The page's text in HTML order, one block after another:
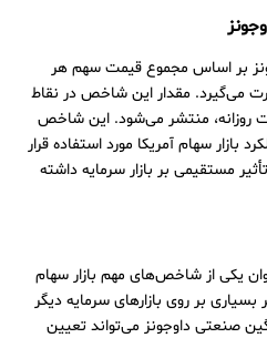
بر اساس مجموع قیمت سهم هر
می‌گیرد. مقدار این شاخص در نقاط
روزانه، منتشر می‌شود. این شاخص
بازار سهام آمریکا مورد استفاده قرار
مستقیمی بر بازار سرمایه داشته
یکی از شاخص‌های مهم بازار سهام
بر روی بازارهای سرمایه دیگر
صنعتی داوجونز می‌تواند تعیین